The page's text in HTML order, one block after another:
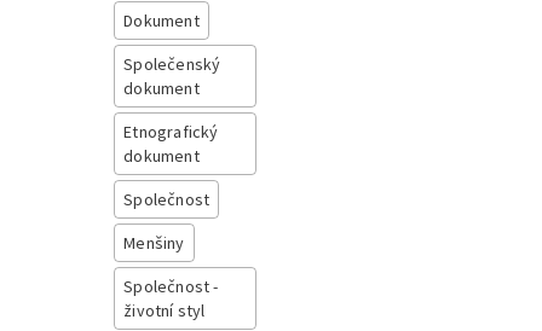
Dokument
Společenský
dokument
Etnografický
dokument
Společnost
Menšiny
Společnost -
životní styl